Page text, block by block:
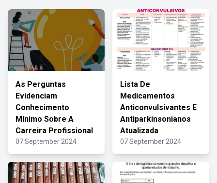
As Perguntas
Evidenciam
Conhecimento
Mínimo Sobre A
Carreira Profissional
07 September 2024
Lista De
Medicamentos
Anticonvulsivantes E
Antiparkinsonianos
Atualizada
07 September 2024